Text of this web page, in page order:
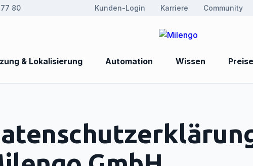
80 Kunden-Login Karriere Community
& Lokalisierung Automation Wissen Preise